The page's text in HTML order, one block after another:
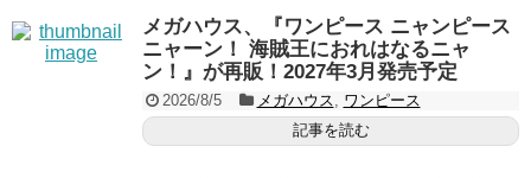
メガハウス、『ワンピース ニャンピース
ニャーン！ 海賊王におれはなるニャ
ン！』が再販！2027年3月発売予定
2026/8/5 メガハウス, ワンピース
記事を読む